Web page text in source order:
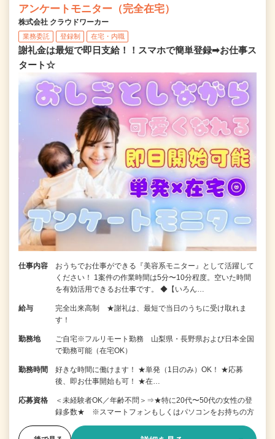
アンケートモニター（完全在宅）
株式会社 クラウドワーカー
業務委託 登録制 在宅・内職
謝礼金は最短で即日支給！！スマホで簡単登録➡お仕事ス
タート☆
仕事内容
おうちでお仕事ができる『美容系モニター』として活躍して
ください！ 1案件の作業時間は5分〜10分程度。空いた時間
を有効活用できるお仕事です。 ◆【いろん…
給与
完全出来高制 ★謝礼は、最短で当日のうちに受け取れま
す！
勤務地
ご自宅※フルリモート勤務 山梨県・長野県および日本全国
で勤務可能（在宅OK）
勤務時間
好きな時間に働けます！ ★単発（1日のみ）OK！ ★応募
後、即お仕事開始も可！ ★在…
応募資格
＜未経験者OK／年齢不問＞⇒★特に20代〜50代の女性の登
録多数★ ※スマートフォンもしくはパソコンをお持ちの方